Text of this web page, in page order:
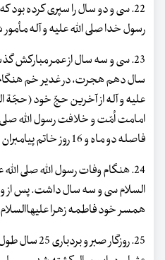
22. سی و دو سال را سپری کرده بود
رسول خدا صلی الله علیه و آله
23. سی و سه سال از عمر
سال دهم هجرت، در غدیر خم هنگام
علیه و آله از آخرین حجّ خود (حجّة
امامت اُمّت و خلافت رسول اللّه صلی
فاصله دو ماه و 16 روز خاتم پیامبران رحلت کرد.
24. هنگام وفات رسول اللّه صلی
همسر خود فاطمه زهرا علیهاالسلام